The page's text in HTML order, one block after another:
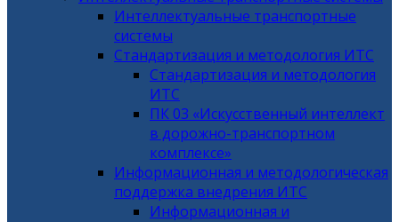
Интеллектуальные транспортные
системы
Стандартизация и методология ИТС
Стандартизация и методология
ИТС
ПК 03 «Искусственный интеллект
в дорожно-транспортном
комплексе»
Информационная и методологическая
поддержка внедрения ИТС
Информационная и